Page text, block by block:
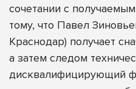
сочетании с
тому, что Павел
Краснодар) получает
а затем следом
дисквалифицирующий